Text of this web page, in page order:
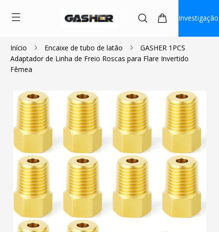
Investigação
Início Encaixe de tubo de latão
GASHER 1PCS
Adaptador de Linha de Freio Roscas para Flare Invertido
Fêmea
$2.00 $1.80